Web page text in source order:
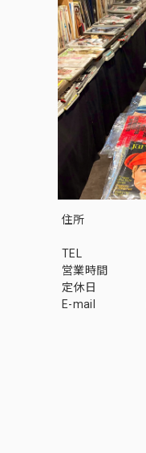
住所
TEL
営業時間
定休日
E-mail